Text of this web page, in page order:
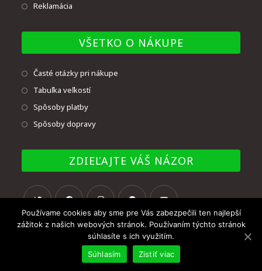
Reklamácia
VŠETKO O NÁKUPE
Časté otázky pri nákupe
Tabuľka veľkostí
Spôsoby platby
Spôsoby dopravy
ZDIEĽAJTE VÁŠ NÁZOR
© Copyright - UNMAT BB, s.r.o. 2020
Používame cookies aby sme pre Vás zabezpečili ten najlepší
zážitok z našich webových stránok. Používaním týchto stránok
súhlasíte s ich využitím.
Súhlasím
Zistiť viac